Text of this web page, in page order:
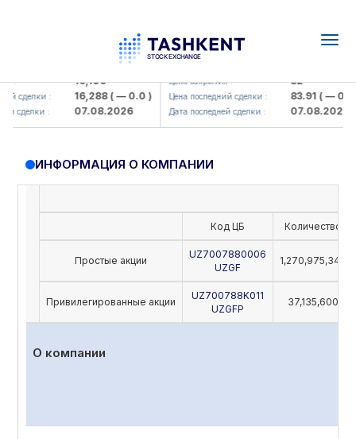
: 16,100
сделки : 16,288( — 0.0 )
сделки : 07.08.2026
KFSK (<Kafolat sug'urta
Цена закрытия : 82
Цена последний сделки : 83.91( — 0.0 )
Дата последней сделки : 07.08.2026
ИНФОРМАЦИЯ О КОМПАНИИ
Код ЦБ Количество
Простые акции
UZ7007880006
UZGF
1,270,975,342
Привилегированные акции
UZ700788K011
UZGFP
37,135,600
О компании